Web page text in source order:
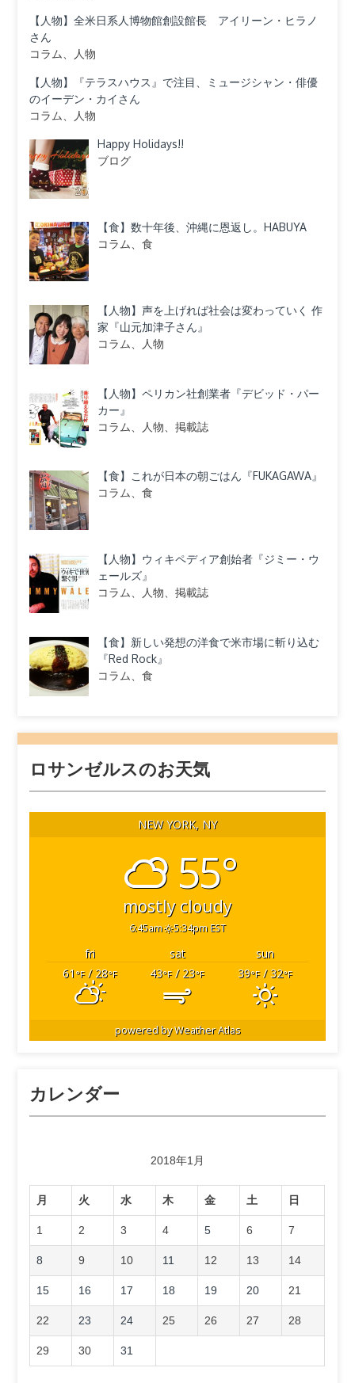
【人物】全米日系人博物館創設館長 アイリーン・ヒラノ
さん
コラム、人物
【人物】『テラスハウス』で注目、ミュージシャン・俳優
のイーデン・カイさん
コラム、人物
Happy Holidays!!
ブログ
【食】数十年後、沖縄に恩返し。HABUYA
コラム、食
【人物】声を上げれば社会は変わっていく 作
家『山元加津子さん』
コラム、人物
【人物】ペリカン社創業者『デビッド・パー
カー』
コラム、人物、掲載誌
【食】これが日本の朝ごはん『FUKAGAWA』
コラム、食
【人物】ウィキペディア創始者『ジミー・ウ
ェールズ』
コラム、人物、掲載誌
【食】新しい発想の洋食で米市場に斬り込む
『Red Rock』
コラム、食
ロサンゼルスのお天気
NEW YORK, NY
55°
mostly cloudy
6:45am 5:34pm EST
fri sat
sun
61 °F/ 28°F 43°F/ 23°F 39°F/ 32°F
powered byWeather Atlas
カレンダー
2018年1月
月 火 水 木 金 土 日
1 2 3 4 5 6 7
8 9 10 11 12 13 14
15 16 17 18 19 20 21
22 23 24 25 26 27 28
29 30 31